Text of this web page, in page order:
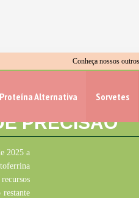
Conheça nossos
Proteína Alternativa Sorvetes
mi para
PRECISÃO
2025 a